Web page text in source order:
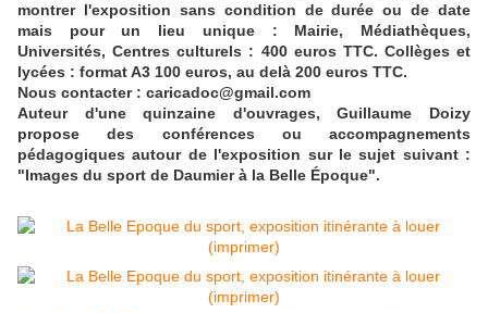
montrer l'exposition sans condition de durée ou de date
mais pour un lieu unique : Mairie, Médiathèques,
Universités, Centres culturels : 400 euros TTC. Collèges et
lycées : format A3 100 euros, au delà 200 euros TTC.
Nous contacter : caricadoc@gmail.com
Auteur d'une quinzaine d'ouvrages, Guillaume Doizy
propose des conférences ou accompagnements
pédagogiques autour de l'exposition sur le sujet suivant :
"Images du sport de Daumier à la Belle Époque".